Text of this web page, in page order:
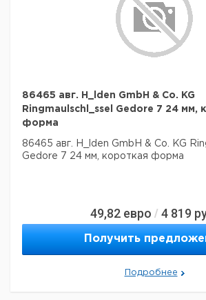
86465 авг. H_lden GmbH & Co. KG
Ringmaulschl_ssel Gedore 7 24 мм,
форма
86465 авг. H_lden GmbH & Co. KG
Gedore 7 24 мм, короткая форма
49,82 евро / 4 819
Получить
Подробнее